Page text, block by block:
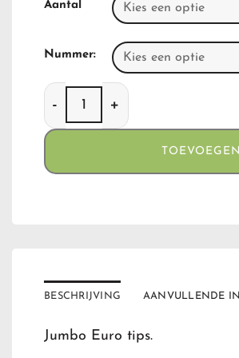
Aantal
Nummer:
Jumbo Euro Tips aantal
BESCHRIJVING AANVULLENDE
Jumbo Euro tips.